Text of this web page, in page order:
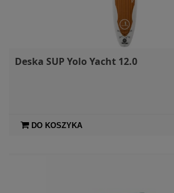
Deska SUP Yolo Yacht 12.0
DO KOSZYKA